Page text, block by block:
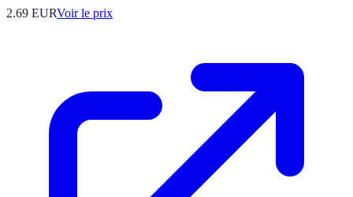
2.69 EURVoir le prix